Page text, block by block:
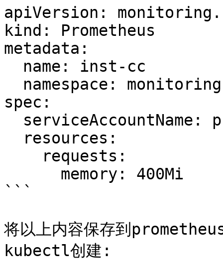
apiVersion:
kind: Prometheus
metadata:
spec:
```
将以上内容保存到
kubectl创建: